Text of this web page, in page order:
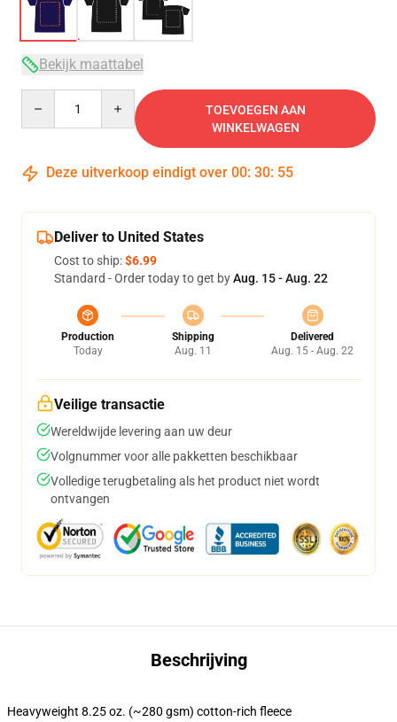
Bekijk maattabel
TOEVOEGEN AAN
WINKELWAGEN
Deze uitverkoop eindigt over 00: 30: 54
Deliver to United States
Cost to ship:$6.99
Standard - Order today to get byAug. 15 - Aug. 22
Production
Today
Shipping
Aug. 11
Delivered
Aug. 15 - Aug. 22
Veilige transactie
Wereldwijde levering aan uw deur
Volgnummer voor alle pakketten beschikbaar
Volledige terugbetaling als het product niet wordt
ontvangen
Beschrijving
Heavyweight 8.25 oz. (~280 gsm) cotton-rich fleece